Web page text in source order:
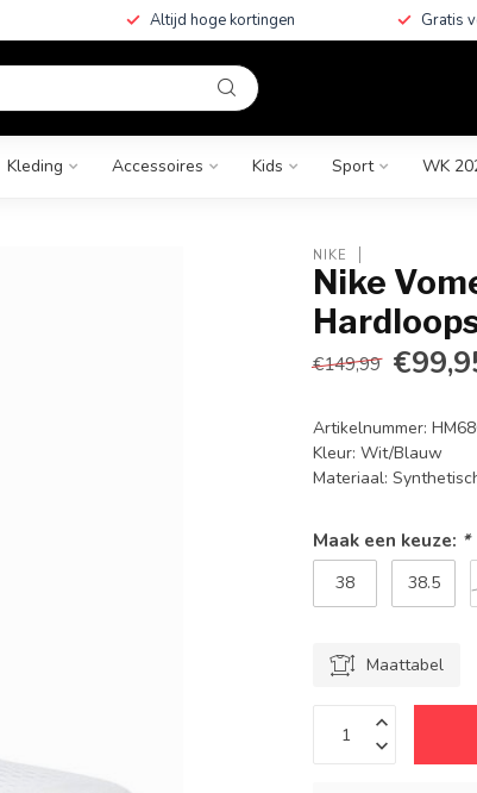
Altijd hoge kortingen Gratis
Kleding Accessoires Kids Sport WK
NIKE
Nike
€149,99
Artikelnummer:
Kleur: Wit/Blauw
Materiaal:
Maak een keuze: *
38 38.5
Maattabel